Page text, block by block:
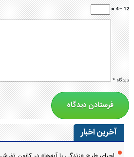
12 − 4 =
دیدگاه*
آخرین اخبار